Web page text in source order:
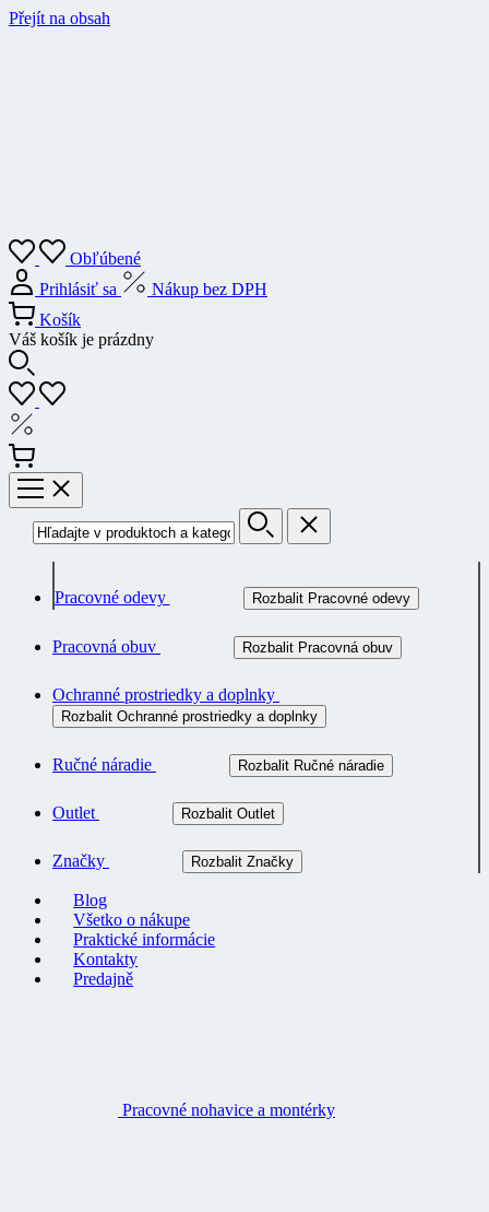
Přejít na obsah
Obľúbené
Prihlásiť sa
Nákup bez DPH
Košík
Váš košík je prázdny
Pracovné odevy Rozbalit Pracovné odevy
Pracovná obuv Rozbalit Pracovná obuv
Ochranné prostriedky a doplnky
Rozbalit Ochranné prostriedky a doplnky
Ručné náradie Rozbalit Ručné náradie
Outlet Rozbalit Outlet
Značky Rozbalit Značky
Blog
Všetko o nákupe
Praktické informácie
Kontakty
Predajně
Pracovné nohavice a montérky